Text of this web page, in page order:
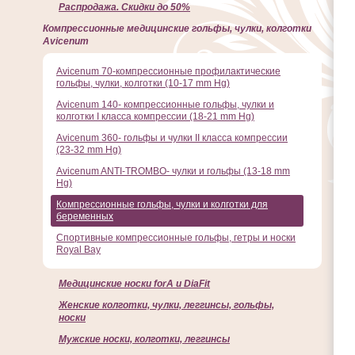
Распродажа. Скидки до 50%
Компрессионные медицинские гольфы, чулки, колготки
Avicenum
Avicenum 70-компрессионные профилактические
гольфы, чулки, колготки (10-17 mm Hg)
Avicenum 140- компрессионные гольфы, чулки и
колготки I класса компрессии (18-21 mm Hg)
Avicenum 360- гольфы и чулки II класса компрессии
(23-32 mm Hg)
Avicenum ANTI-TROMBO- чулки и гольфы (13-18 mm
Hg)
Компрессионные гольфы, чулки и колготки для
беременных
Спортивные компрессионные гольфы, гетры и носки
Royal Bay
Медицинские носки forA и DiaFit
Женские колготки, чулки, леггинсы, гольфы,
носки
Мужские носки, колготки, леггинсы